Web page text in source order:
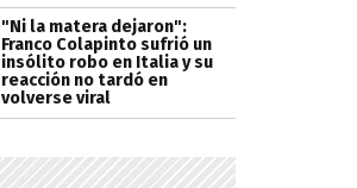
"Ni la matera dejaron":
Franco Colapinto sufrió un
insólito robo en Italia y su
reacción no tardó en
volverse viral